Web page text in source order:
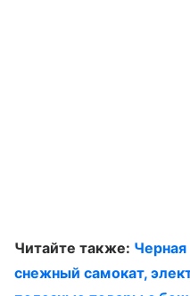
Читайте также: Черная
снежный самокат,